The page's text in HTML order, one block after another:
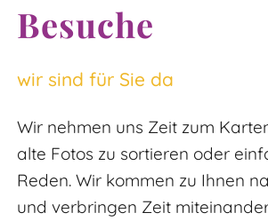
Besuche
wir sind für Sie da
Wir nehmen uns Zeit zum
alte Fotos zu sortieren oder
Reden. Wir kommen zu Ihnen
und verbringen Zeit